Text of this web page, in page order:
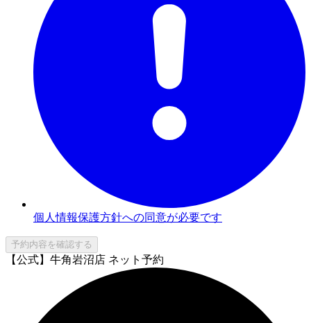
個人情報保護方針への同意が必要です
予約内容を確認する
【公式】牛角岩沼店 ネット予約